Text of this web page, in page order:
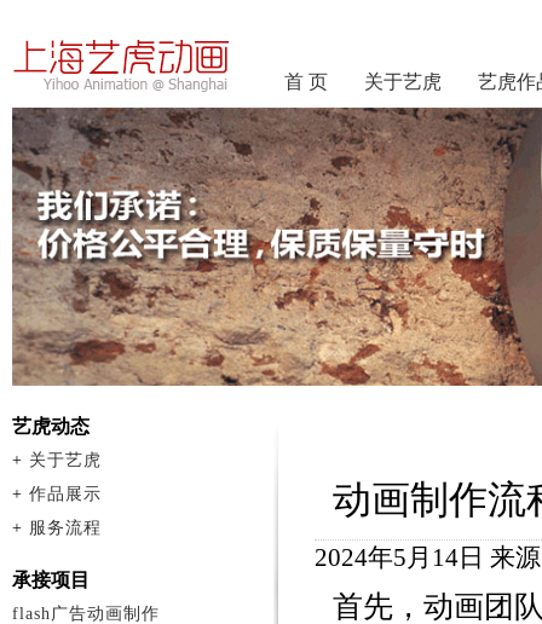
首 页 关于艺虎 艺虎作
动画制作流
2024年5月14日 来
首先，动画团
艺虎动态
+ 关于艺虎
+ 作品展示
+ 服务流程
承接项目
flash广告动画制作